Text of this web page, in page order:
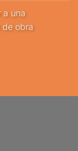
a una
de obra